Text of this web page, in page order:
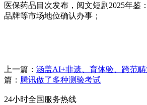
医保药品目次发布，阅文短剧2025年鉴
品牌等市场地位确认办事；
上一篇： 涵盖AI+非遗、育体验、跨范
篇： 腾讯做了多种测验考试
24小时全国服务热线